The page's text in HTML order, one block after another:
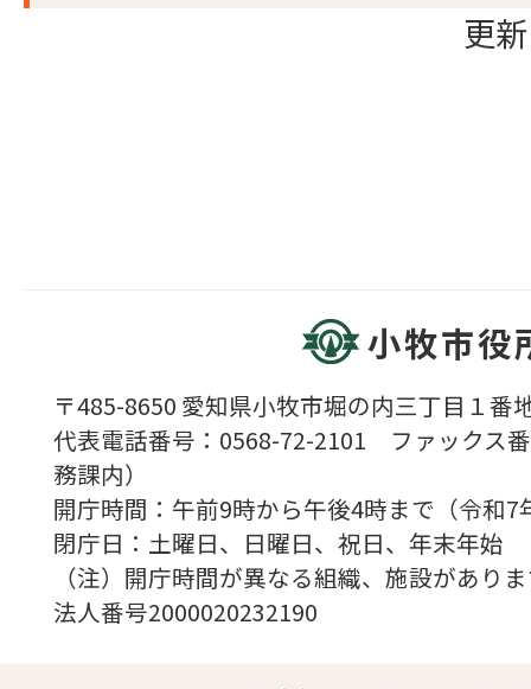
更
小牧市役
〒485-8650 愛知県小牧市堀の内三丁目１番
代表電話番号：0568-72-2101 ファックス
務課内）
開庁時間：午前9時から午後4時まで（令
閉庁日：土曜日、日曜日、祝日、年末年始
（注）開庁時間が異なる組織、施設があり
法人番号2000020232190